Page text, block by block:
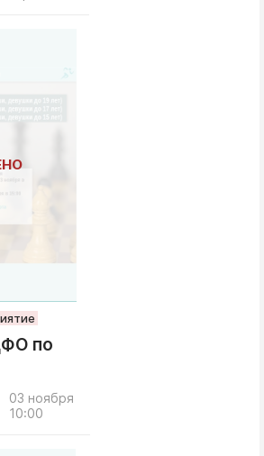
по
03 ноября
10:00